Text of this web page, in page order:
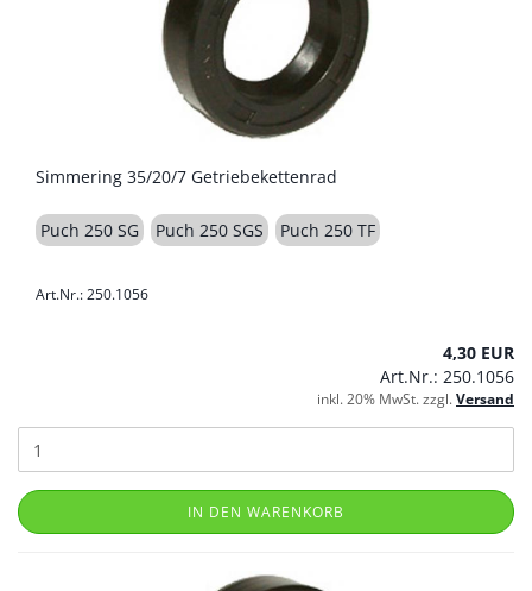
Simmering 35/20/7 Getriebekettenrad
Puch 250 SG Puch 250 SGS Puch 250 TF
Art.Nr.: 250.1056
4,30 EUR
Art.Nr.: 250.1056
inkl. 20% MwSt. zzgl.Versand
IN DEN WARENKORB